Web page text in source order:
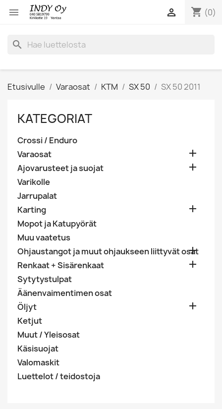
 shopping_cart (0)

search
Etusivulle Varaosat KTM SX 50 SX 50 2011
KATEGORIAT
Crossi / Enduro
Varaosat

Ajovarusteet ja suojat 
Varikolle
Jarrupalat
Karting

Mopot ja Katupyörät
Muu vaatetus
Ohjaustangot ja muut ohjaukseen liittyvät osat

Renkaat + Sisärenkaat 
Sytytystulpat
Äänenvaimentimen osat
Öljyt

Ketjut
Muut / Yleisosat
Käsisuojat
Valomaskit
Luettelot / teidostoja